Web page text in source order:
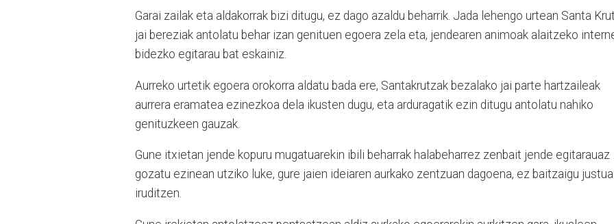
Garai zailak eta aldakorrak bizi ditugu, ez dago azaldu beharrik. Jada lehengo urtean Santa
jai bereziak antolatu behar izan genituen egoera zela eta, jendearen animoak alaitzeko
bidezko egitarau bat eskainiz.
Aurreko urtetik egoera orokorra aldatu bada ere, Santakrutzak bezalako jai parte hartzaileak
aurrera eramatea ezinezkoa dela ikusten dugu, eta arduragatik ezin ditugu antolatu nahiko
genituzkeen gauzak.
Gune itxietan jende kopuru mugatuarekin ibili beharrak halabeharrez zenbait jende egitarauaz
gozatu ezinean utziko luke, gure jaien ideiaren aurkako zentzuan dagoena, ez baitzaigu justua
iruditzen.